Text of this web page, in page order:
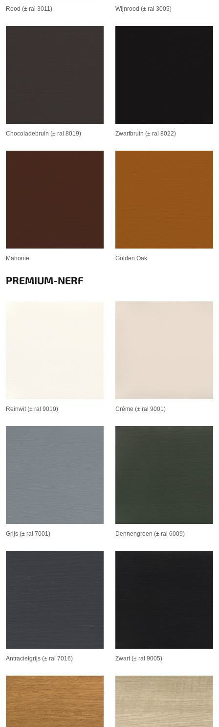
Rood (± ral 3011) Wijnrood (± ral 3005)
Chocoladebruin (± ral 8019) Zwartbruin (± ral 8022)
Mahonie Golden Oak
PREMIUM-NERF
Reinwit (± ral 9010) Créme (± ral 9001)
Grijs (± ral 7001) Dennengroen (± ral 6009)
Antracietgrijs (± ral 7016) Zwart (± ral 9005)